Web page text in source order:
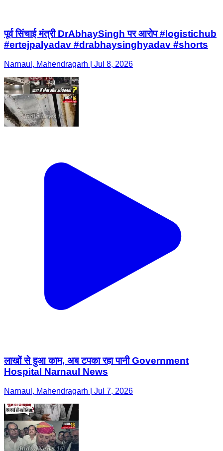
पूर्व सिंचाई मंत्री DrAbhaySingh पर आरोप #logistichub
#ertejpalyadav #drabhaysinghyadav #shorts
Narnaul, Mahendragarh | Jul 8, 2026
लाखों से हुआ काम, अब टपका रहा पानी Government
Hospital Narnaul News
Narnaul, Mahendragarh | Jul 7, 2026